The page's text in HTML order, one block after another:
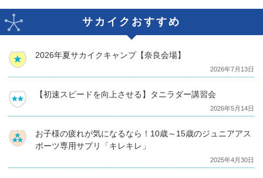
サカイクおすすめ
2026年夏サカイクキャンプ【奈良会場】
2026年7月13日
【初速スピードを向上させる】タニラダー講習会
2026年5月14日
お子様の疲れが気になるなら！10歳～15歳のジュニアアス
ポーツ専用サプリ「キレキレ」
2025年4月30日